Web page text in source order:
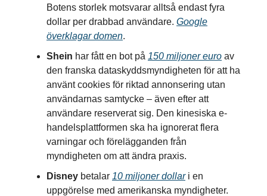
Botens storlek motsvarar alltså endast fyra
dollar per drabbad användare. Google
överklagar domen.
Shein har fått en bot på 150 miljoner euro av
den franska dataskyddsmyndigheten för att ha
använt cookies för riktad annonsering utan
användarnas samtycke – även efter att
användare reserverat sig. Den kinesiska e-
handelsplattformen ska ha ignorerat flera
varningar och förelägganden från
myndigheten om att ändra praxis.
Disney betalar 10 miljoner dollari en
uppgörelse med amerikanska myndigheter.